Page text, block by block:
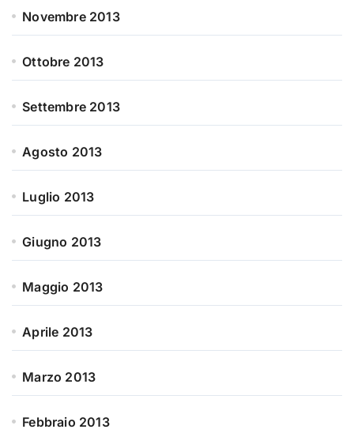
Novembre 2013
Ottobre 2013
Settembre 2013
Agosto 2013
Luglio 2013
Giugno 2013
Maggio 2013
Aprile 2013
Marzo 2013
Febbraio 2013